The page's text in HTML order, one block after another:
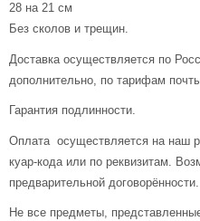
28 на 21 см
Без сколов и трещин.
Доставка осуществляется по
дополнительно, по тарифам
Гарантия подлинности.
Оплата осуществляется на наш
куар-кода или по реквизитам.
предварительной договорённости.
Не все предметы,